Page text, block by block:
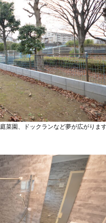
菜園、ドックランなど夢が広がりま